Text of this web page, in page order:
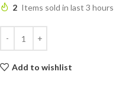
2 Items sold in last 3 hours
Add to wishlist